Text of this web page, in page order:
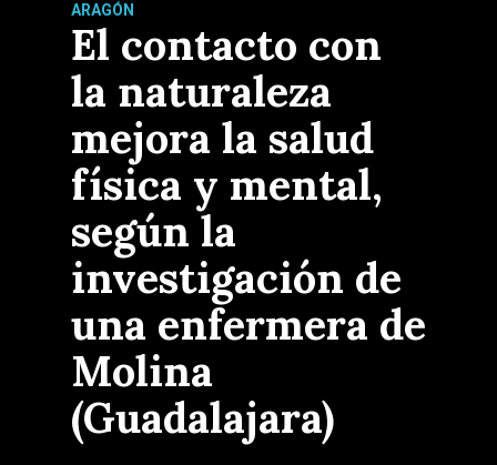
ARAGÓN
El contacto con
la naturaleza
mejora la salud
física y mental,
según la
investigación de
una enfermera de
Molina
(Guadalajara)